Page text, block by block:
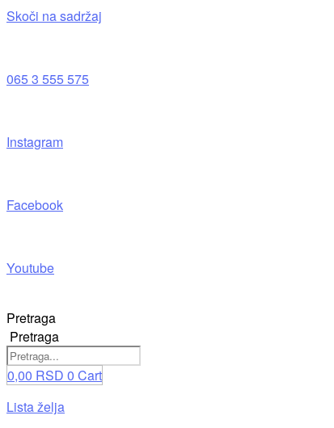
Skoči na sadržaj
065 3 555 575
Instagram
Facebook
Youtube
Pretraga
Pretraga
0,00 RSD 0 Cart
Lista želja